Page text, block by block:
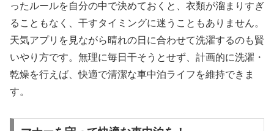
ったルールを自分の中で決めておくと、衣類が溜まりすぎ
ることもなく、干すタイミングに迷うこともありません。
天気アプリを見ながら晴れの日に合わせて洗濯するのも賢
いやり方です。無理に毎日干そうとせず、計画的に洗濯・
乾燥を行えば、快適で清潔な車中泊ライフを維持できま
す。